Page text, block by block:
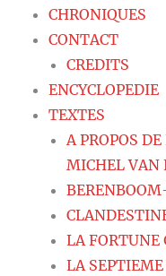
CHRONIQUES
CONTACT
CREDITS
ENCYCLOPEDIE
TEXTES
A PROPOS
MICHEL VAN
LA FORTUNE
LA